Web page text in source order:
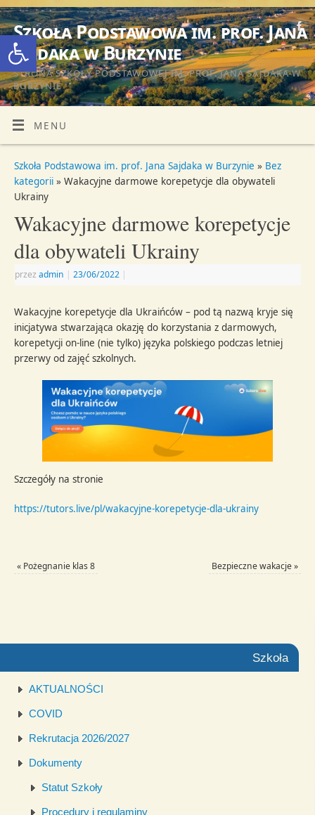
Otwórz pasek narzędzi
Szkoła Podstawowa im. prof. Jana
Sajdaka w Burzynie
STRONA SZKOŁY PODSTAWOWEJ IM. PROF. JANA SAJDAKA W
BURZYNIE
MENU
Szkoła Podstawowa im. prof. Jana Sajdaka w Burzynie » Bez
kategorii » Wakacyjne darmowe korepetycje dla obywateli
Ukrainy
Wakacyjne darmowe korepetycje
dla obywateli Ukrainy
przezadmin | 23/06/2022 |
Wakacyjne korepetycje dla Ukraińców – pod tą nazwą kryje się
inicjatywa stwarzająca okazję do korzystania z darmowych,
korepetycji on-line (nie tylko) języka polskiego podczas letniej
przerwy od zajęć szkolnych.
Szczegóły na stronie
https://tutors.live/pl/wakacyjne-korepetycje-dla-ukrainy
« Pożegnanie klas 8 Bezpieczne wakacje»
Szkoła
AKTUALNOŚCI
COVID
Rekrutacja 2026/2027
Dokumenty
Statut Szkoły
Procedury i regulaminy